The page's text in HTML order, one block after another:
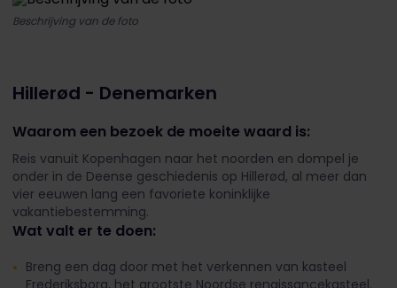
Beschrijving van de foto
Hillerød - Denemarken
Waarom een bezoek de moeite waard is:
Reis vanuit Kopenhagen naar het noorden en dompel je
onder in de Deense geschiedenis op Hillerød, al meer dan
vier eeuwen lang een favoriete koninklijke
vakantiebestemming.
Wat valt er te doen:
Breng een dag door met het verkennen van kasteel
Frederiksborg, het grootste Noordse renaissancekasteel.